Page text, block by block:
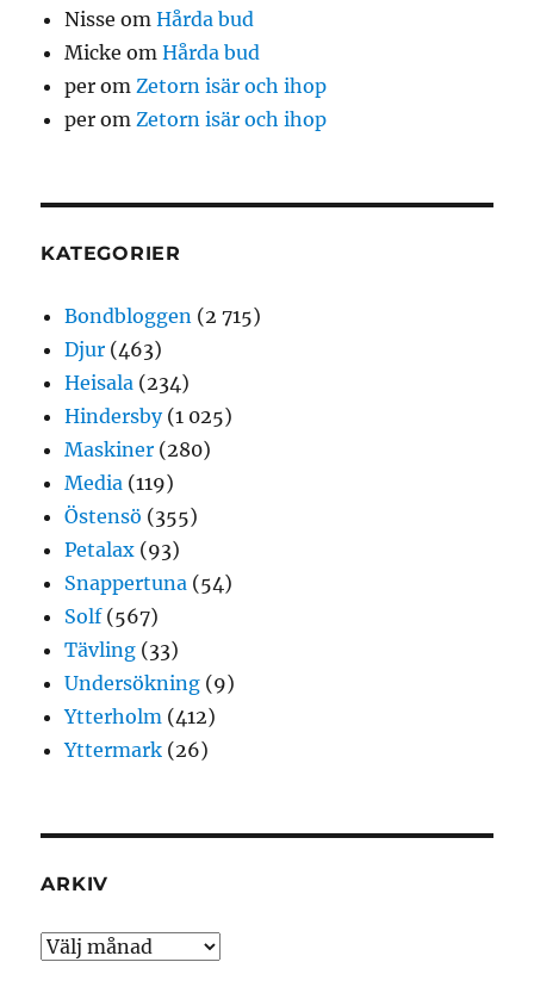
Nisse omHårda bud
Micke omHårda bud
per omZetorn isär och ihop
per omZetorn isär och ihop
KATEGORIER
Bondbloggen (2 715)
Djur (463)
Heisala (234)
Hindersby(1 025)
Maskiner (280)
Media (119)
Östensö (355)
Petalax (93)
Snappertuna (54)
Solf(567)
Tävling (33)
Undersökning (9)
Ytterholm (412)
Yttermark (26)
ARKIV
Arkiv